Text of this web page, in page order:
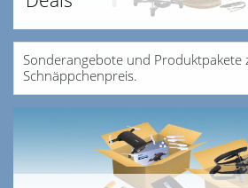
Sonderangebote und Produktpakete
Schnäppchenpreis.